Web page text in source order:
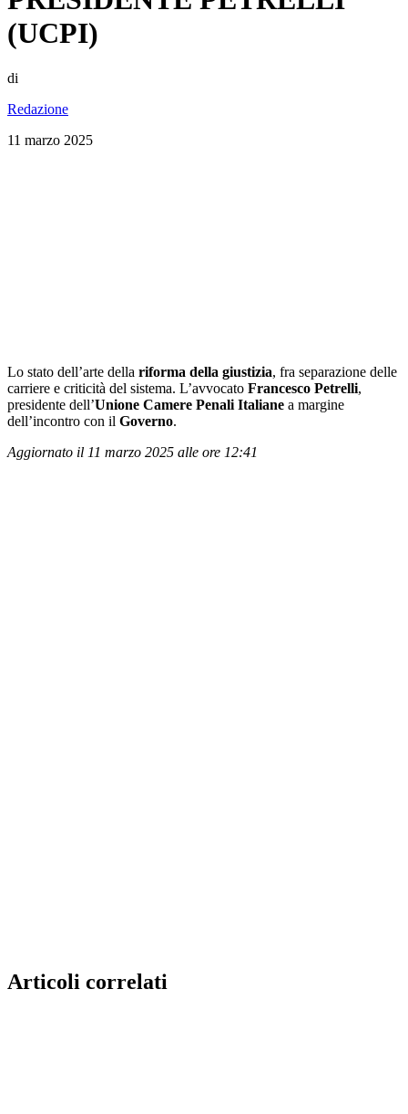
(UCPI)
di
Redazione
11 marzo 2025
Lo stato dell’arte della riforma della giustizia, fra separazione delle
carriere e criticità del sistema. L’avvocato Francesco Petrelli,
presidente dell’Unione Camere Penali Italiane a margine
dell’incontro con il Governo.
Aggiornato il 11 marzo 2025 alle ore 12:41
Articoli correlati